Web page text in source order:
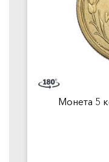
Монета 5